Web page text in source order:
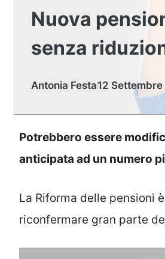
Nuova
senza
Antonia Festa12
Potrebbero essere
anticipata ad un numero
La Riforma delle pensioni
riconfermare gran parte